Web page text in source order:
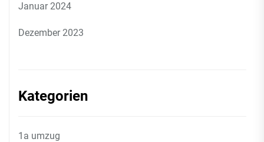
Januar 2024
Dezember 2023
Kategorien
1a umzug